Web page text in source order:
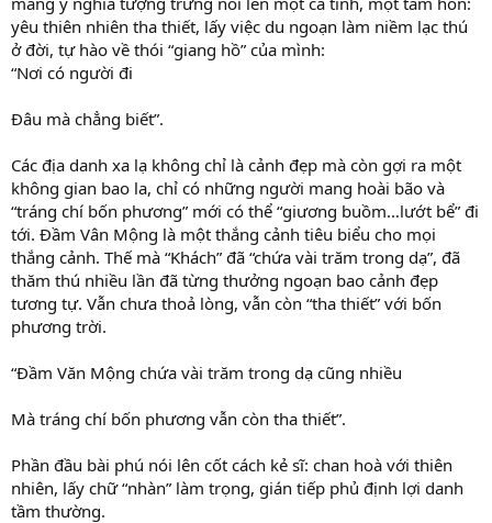
yêu thiên nhiên tha thiết, lấy việc du ngoạn làm niềm lạc thú
ở đời, tự hào về thói “giang hồ” của mình:
“Nơi có người đi
Đâu mà chẳng biết”.
Các địa danh xa lạ không chỉ là cảnh đẹp mà còn gợi ra một
không gian bao la, chỉ có những người mang hoài bão và
“tráng chí bốn phương” mới có thể “giương buồm…lướt bể” đi
tới. Đầm Vân Mộng là một thắng cảnh tiêu biểu cho mọi
thắng cảnh. Thế mà “Khách” đã “chứa vài trăm trong dạ”, đã
thăm thú nhiều lần đã từng thưởng ngoạn bao cảnh đẹp
tương tự. Vẫn chưa thoả lòng, vẫn còn “tha thiết” với bốn
phương trời.
“Đầm Văn Mộng chứa vài trăm trong dạ cũng nhiều
Mà tráng chí bốn phương vẫn còn tha thiết”.
Phần đầu bài phú nói lên cốt cách kẻ sĩ: chan hoà với thiên
nhiên, lấy chữ “nhàn” làm trọng, gián tiếp phủ định lợi danh
tầm thường.